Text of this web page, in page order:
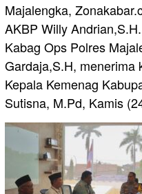
Majalengka,
AKBP Willy
Kabag Ops Polres
Gardaja,S.H, menerima
Kepala Kemenag
Sutisna, M.Pd, Kamis